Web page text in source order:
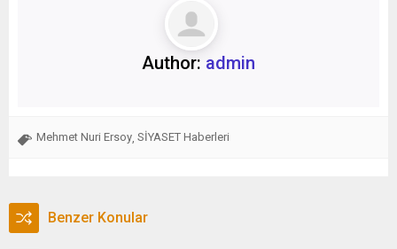
Author: admin
Mehmet Nuri Ersoy SİYASET Haberleri
Benzer Konular